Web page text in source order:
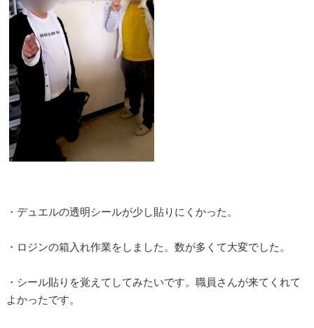
・デュエルの透明シールが少し貼りにくかった。
・ロジンの箱入れ作業をしました。数が多くて大変でした。
・シール貼りを覚えてしてみたいです。職員さんが来てくれて
よかったです。